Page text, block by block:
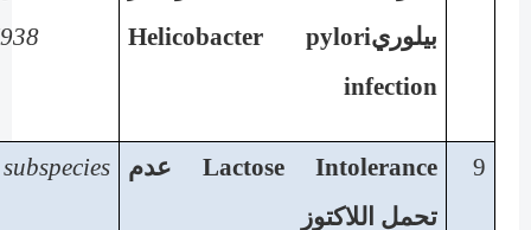
بيلوريHelicobacter pylori
infection
9
Lactose Intolerance
عدم
تحمل اللاكتوز